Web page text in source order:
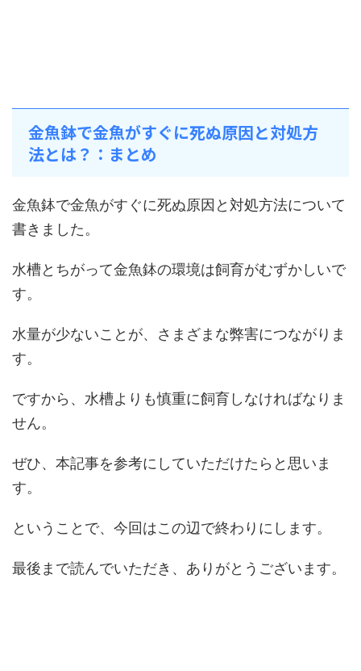
金魚鉢で金魚がすぐに死ぬ原因と対処方
法とは？：まとめ
金魚鉢で金魚がすぐに死ぬ原因と対処方法について
書きました。
水槽とちがって金魚鉢の環境は飼育がむずかしいで
す。
水量が少ないことが、さまざまな弊害につながりま
す。
ですから、水槽よりも慎重に飼育しなければなりま
せん。
ぜひ、本記事を参考にしていただけたらと思いま
す。
ということで、今回はこの辺で終わりにします。
最後まで読んでいただき、ありがとうございます。